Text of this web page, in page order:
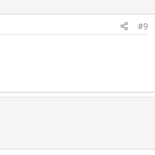
#9